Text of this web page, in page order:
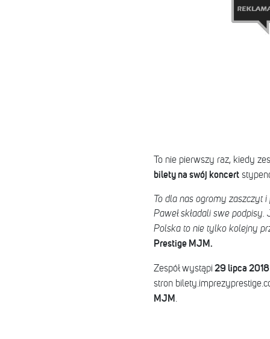
To nie pierwszy raz, kiedy
bilety na swój koncert
To dla nas ogromy zaszczyt
Paweł składali swe
Polska to nie tylko kolejny
Prestige MJM.
Zespół wystąpi29 lipca 2018
stron
MJM .